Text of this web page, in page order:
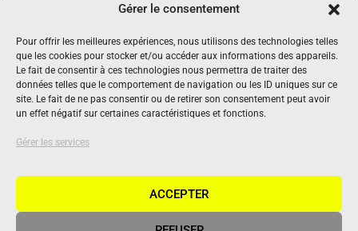
Gérer le consentement
Pour offrir les meilleures expériences, nous utilisons des technologies telles
que les cookies pour stocker et/ou accéder aux informations des appareils.
Le fait de consentir à ces technologies nous permettra de traiter des
données telles que le comportement de navigation ou les ID uniques sur ce
site. Le fait de ne pas consentir ou de retirer son consentement peut avoir
un effet négatif sur certaines caractéristiques et fonctions.
Gérer les services
ACCEPTER
NOUS SOUTENIR
Pour maintenir un média indépendant, gratuit et sans
publicité
Oui !